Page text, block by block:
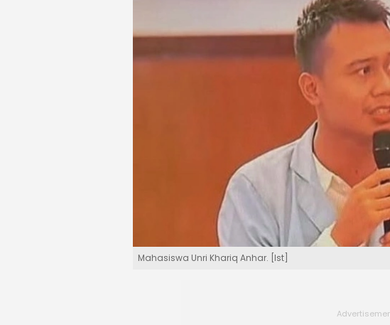
Mahasiswa Unri Khariq Anhar. [Ist]